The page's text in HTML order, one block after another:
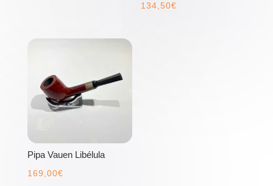
134,50€
Pipa Vauen Libélula
169,00€